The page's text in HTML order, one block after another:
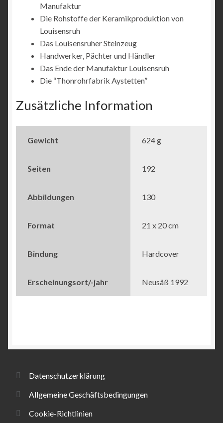
Manufaktur
Die Rohstoffe der Keramikproduktion von
Louisensruh
Das Louisensruher Steinzeug
Handwerker, Pächter und Händler
Das Ende der Manufaktur Louisensruh
Die “Thonrohrfabrik Aystetten”
Zusätzliche Information
Gewicht 624 g
Seiten 192
Abbildungen 130
Format 21 x 20 cm
Bindung Hardcover
Erscheinungsort/-jahr Neusäß 1992
Datenschutzerklärung
Allgemeine Geschäftsbedingungen
Cookie-Richtlinien